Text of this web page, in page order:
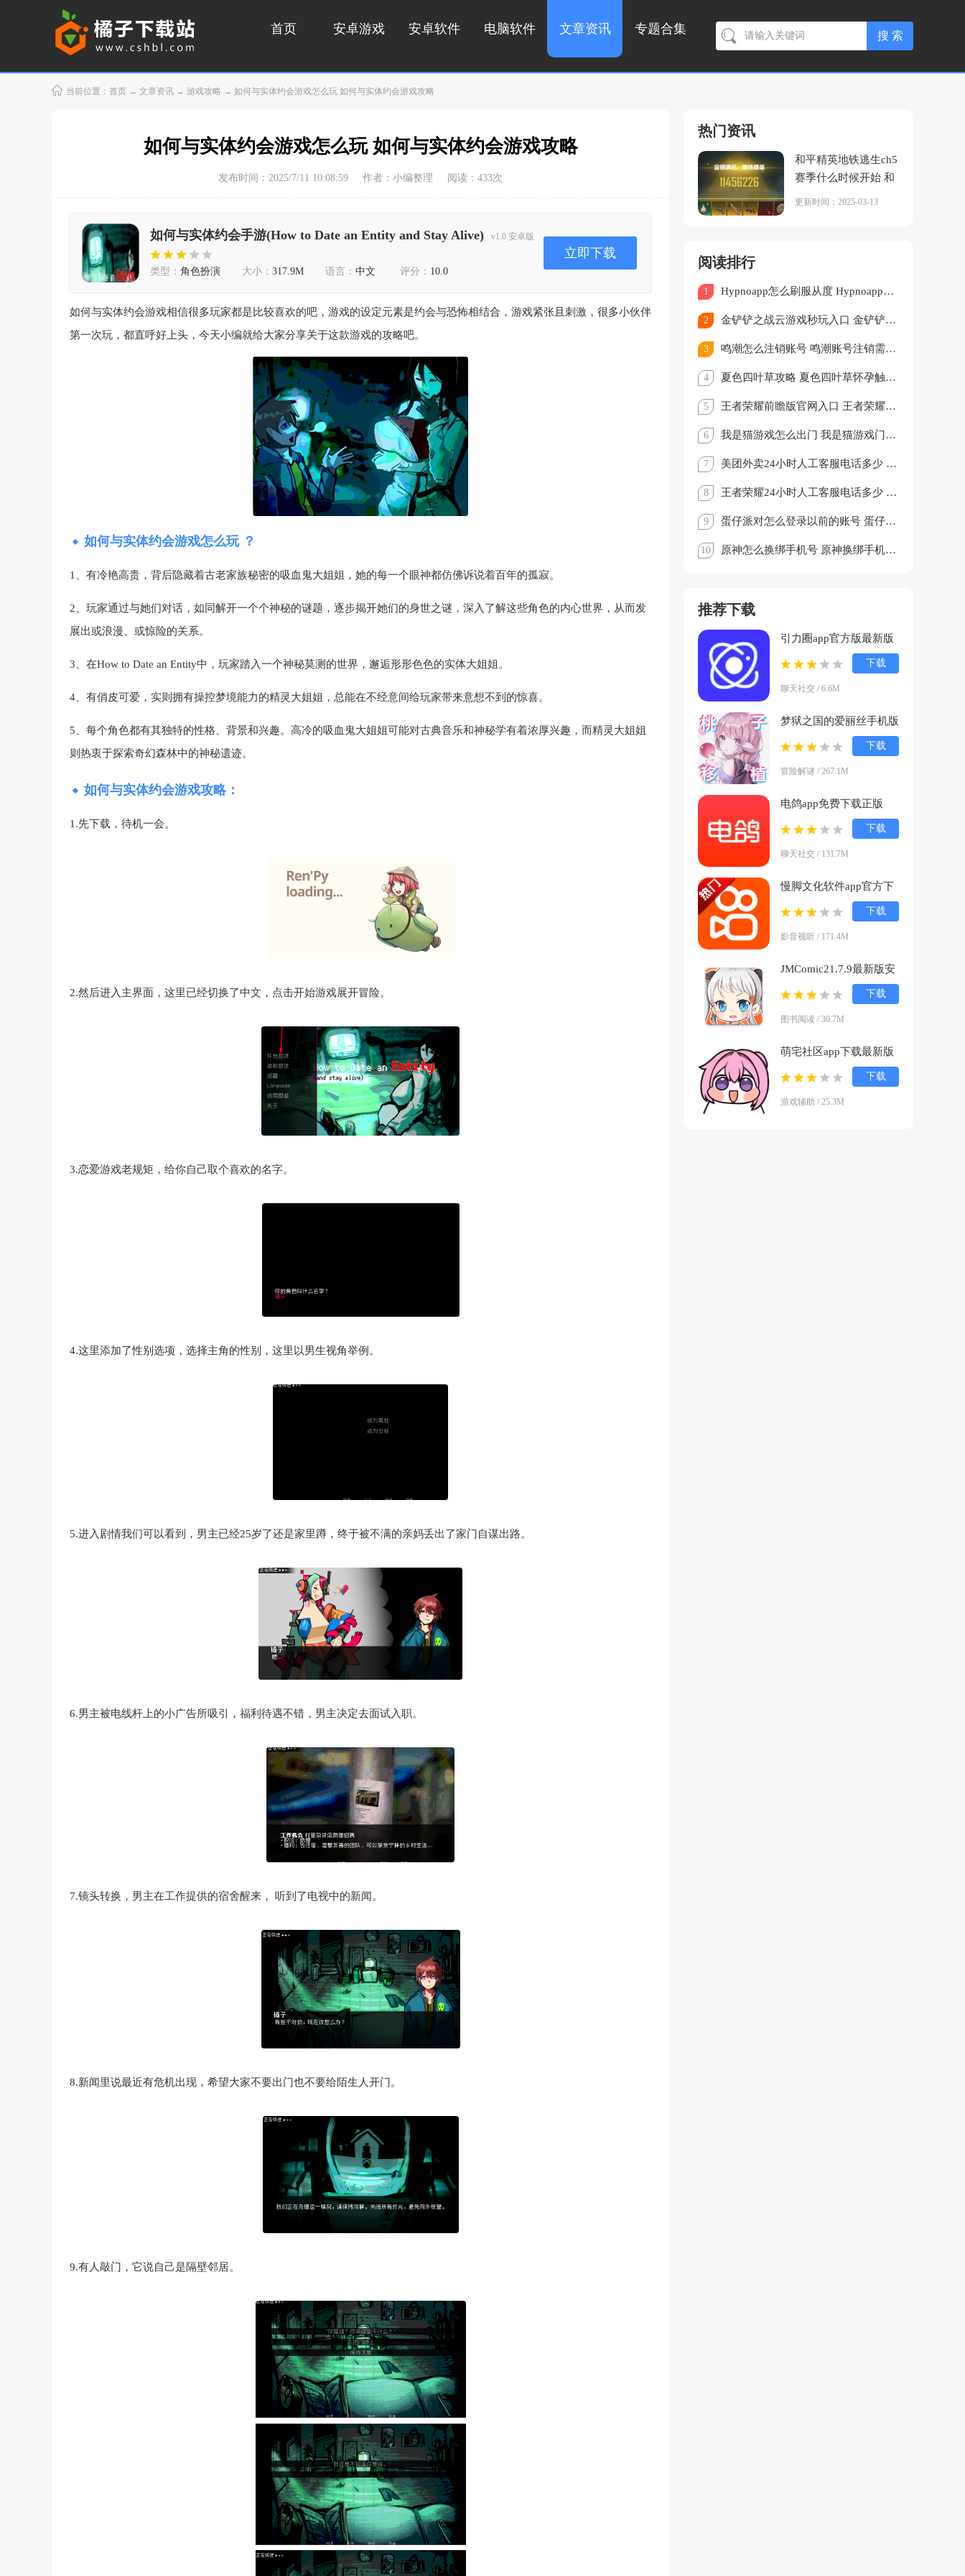
首页 安卓游戏 安卓软件 电脑软件 文章资讯 专题合集
当前位置： 首页 → 文章资讯 → 游戏攻略 → 如何与实体约会游戏怎么玩 如何与实体约会游戏攻略
如何与实体约会游戏怎么玩 如何与实体约会游戏攻略
发布时间：2025/7/11 10:08:59 作者：小编整理 阅读： 433次
如何与实体约会手游(How to Date an Entity and Stay Alive) v1.0 安卓版
类型： 角色扮演 大小： 317.9M 语言： 中文 评分： 10.0
立即下载
如何与实体约会游戏相信很多玩家都是比较喜欢的吧，游戏的设定元素是约会与恐怖相结合，游戏紧张且刺激，很多小伙伴
第一次玩，都直呼好上头，今天小编就给大家分享关于这款游戏的攻略吧。
如何与实体约会游戏怎么玩 ？
1、有冷艳高贵，背后隐藏着古老家族秘密的吸血鬼大姐姐，她的每一个眼神都仿佛诉说着百年的孤寂。
2、玩家通过与她们对话，如同解开一个个神秘的谜题，逐步揭开她们的身世之谜，深入了解这些角色的内心世界，从而发
展出或浪漫、或惊险的关系。
3、在How to Date an Entity中，玩家踏入一个神秘莫测的世界，邂逅形形色色的实体大姐姐。
4、有俏皮可爱，实则拥有操控梦境能力的精灵大姐姐，总能在不经意间给玩家带来意想不到的惊喜。
5、每个角色都有其独特的性格、背景和兴趣。高冷的吸血鬼大姐姐可能对古典音乐和神秘学有着浓厚兴趣，而精灵大姐姐
则热衷于探索奇幻森林中的神秘遗迹。
如何与实体约会游戏攻略：
1.先下载，待机一会。
2.然后进入主界面，这里已经切换了中文，点击开始游戏展开冒险。
3.恋爱游戏老规矩，给你自己取个喜欢的名字。
4.这里添加了性别选项，选择主角的性别，这里以男生视角举例。
5.进入剧情我们可以看到，男主已经25岁了还是家里蹲，终于被不满的亲妈丢出了家门自谋出路。
6.男主被电线杆上的小广告所吸引，福利待遇不错，男主决定去面试入职。
7.镜头转换，男主在工作提供的宿舍醒来， 听到了电视中的新闻。
8.新闻里说最近有危机出现，希望大家不要出门也不要给陌生人开门。
9.有人敲门，它说自己是隔壁邻居。
热门资讯
和平精英地铁逃生ch5
赛季什么时候开始 和
平精英地铁逃生ch5会
更新时间：2025-03-13
阅读排行
1 Hypnoapp怎么刷服从度 Hypnoapp刷服从度教程
2 金铲铲之战云游戏秒玩入口 金铲铲之战云游戏怎么玩
3 鸣潮怎么注销账号 鸣潮账号注销需要多久才能重新注册
4 夏色四叶草攻略 夏色四叶草怀孕触发条件
5 王者荣耀前瞻版官网入口 王者荣耀前瞻版白名单怎么申请
6 我是猫游戏怎么出门 我是猫游戏门禁卡获取攻略
7 美团外卖24小时人工客服电话多少 美团外卖客服电话怎么转人工
8 王者荣耀24小时人工客服电话多少 王者荣耀客服电话怎么转人工
9 蛋仔派对怎么登录以前的账号 蛋仔派对以前的账号怎么找回
10 原神怎么换绑手机号 原神换绑手机号但是之前的手机号已经注销怎么办
推荐下载
引力圈app官方版最新版
(UniFans)v25101618 官
方正版
聊天社交 / 6.6M
下载
梦狱之国的爱丽丝手机版
下载(夢獄の国的爱丽
丝)v1.0.1 官方版
冒险解谜 / 267.1M
下载
电鸽app免费下载正版
聊天社交 / 131.7M
下载
慢脚文化软件app官方下
载(快手)v14.0.30.46307
影音视听 / 171.4M
下载
JMComic21.7.9最新版安
装包下载v1.8.2 官方正版
图书阅读 / 36.7M
下载
萌宅社区app下载最新版
游戏辅助 / 25.3M
下载